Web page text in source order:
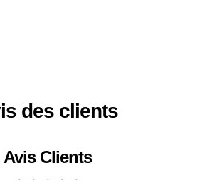
des clients
Avis Clients